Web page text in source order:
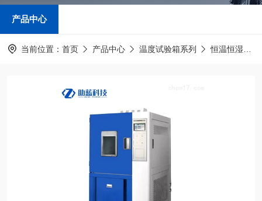
产品中心
当前位置： 首页 产品中心 温度试验箱系列 恒温恒湿试验箱